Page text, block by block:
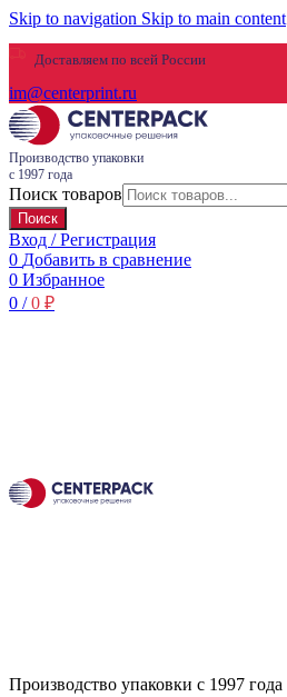
Skip to navigation Skip to main content
Доставляем по всей России
im@centerprint.ru
Производство упаковки
с 1997 года
Поиск товаров
Поиск
Вход / Регистрация
0 Добавить в сравнение
0 Избранное
0 / 0 ₽
Производство упаковки с 1997 года